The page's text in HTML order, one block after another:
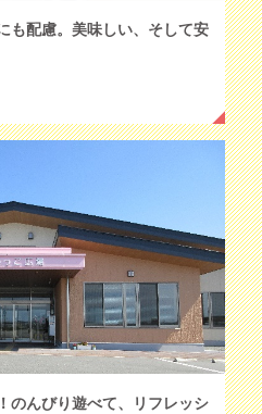
も配慮。美味しい、そして安
のんびり遊べて、リフレッシ